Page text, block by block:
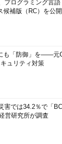
Windows（NT
）では「
（NT Server、
名前のDWORD値
既定値が「0」な
を「1」に設定す
無効化すると、前
としているソフ
プログラミング言語
候補版（RC）を公開
も「防御」を――元
ュリティ対策
害では34.2％で「
営研究所が調査